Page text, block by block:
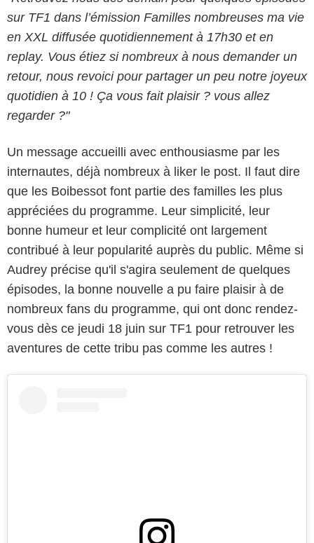
sur TF1 dans l’émission Familles nombreuses ma vie
en XXL diffusée quotidiennement à 17h30 et en
replay. Vous étiez si nombreux à nous demander un
retour, nous revoici pour partager un peu notre joyeux
quotidien à 10 ! Ça vous fait plaisir ? vous allez
regarder ?"
Un message accueilli avec enthousiasme par les
internautes, déjà nombreux à liker le post. Il faut dire
que les Boibessot font partie des familles les plus
appréciées du programme. Leur simplicité, leur
bonne humeur et leur complicité ont largement
contribué à leur popularité auprès du public. Même si
Audrey précise qu'il s'agira seulement de quelques
épisodes, la bonne nouvelle a pu faire plaisir à de
nombreux fans du programme, qui ont donc rendez-
vous dès ce jeudi 18 juin sur TF1 pour retrouver les
aventures de cette tribu pas comme les autres !